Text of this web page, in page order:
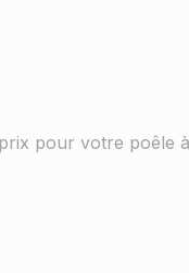
pour votre poêle